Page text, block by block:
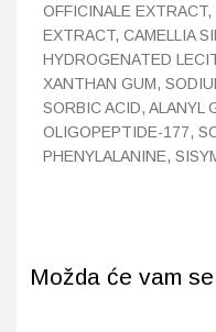
OFFICINALE
EXTRACT, CAMELLIA
HYDROGENATED
XANTHAN GUM,
SORBIC ACID, ALANYL
OLIGOPEPTIDE-177,
PHENYLALANINE,
Možda će vam